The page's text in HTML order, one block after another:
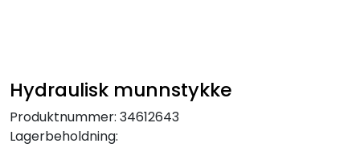
Hydraulisk munnstykke
Produktnummer: 34612643
Lagerbeholdning: